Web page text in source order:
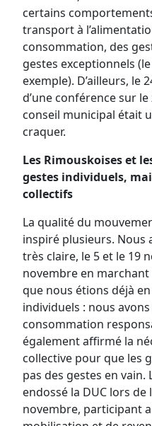
certains
transport à
consommation, des
gestes exceptionnels
exemple). D’ailleurs, le
d’une conférence sur
conseil municipal était
craquer.
Les Rimouskoises et
gestes individuels,
collectifs
La qualité du
inspiré plusieurs. Nous
très claire, le 5 et le 19
novembre en marchant
que nous étions déjà
individuels : nous
consommation
également affirmé la
collective pour que les
pas des gestes en vain.
endossé la DUC lors de
novembre, participant